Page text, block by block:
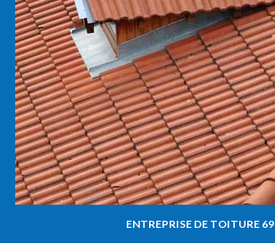
ENTREPRISE DE TOITURE 69